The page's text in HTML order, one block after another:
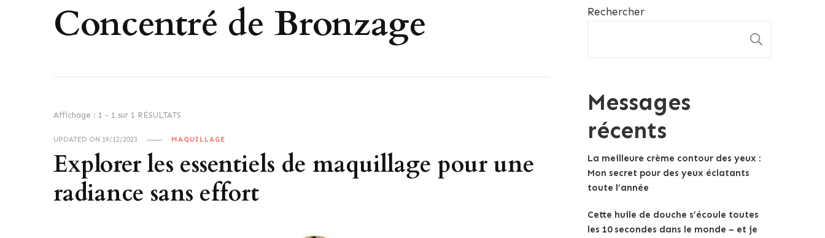
Concentré de Bronzage
Affichage : 1 - 1 sur 1 RÉSULTATS
UPDATED ON 19/12/2023 MAQUILLAGE
Explorer les essentiels de maquillage pour une
radiance sans effort
Rechercher
Messages
récents
La meilleure crème contour des yeux :
Mon secret pour des yeux éclatants
toute l’année
Cette huile de douche s’écoule toutes
les 10 secondes dans le monde – et je